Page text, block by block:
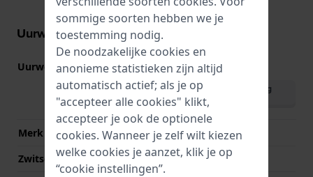
Uurwerk informatie
Uurwerk nr. BJ0996( Bekijk specificaties
Download handleiding
(meertalig)
Merk uurwerk
Bao Jie
Zwitsers uurwerk
Nee
sommige soorten hebben we je
toestemming nodig.
De noodzakelijke cookies en
anonieme statistieken zijn altijd
automatisch actief; als je op
"accepteer alle cookies" klikt,
accepteer je ook de optionele
cookies. Wanneer je zelf wilt kiezen
welke cookies je aanzet, klik je op
“cookie instellingen”.